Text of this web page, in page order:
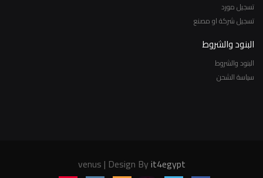
تسجيل مورد
تسجيل شركة او مصنع
البنود والشروط
البنود والشروط
سياسة الشحن
venus | Design Byit4egypt